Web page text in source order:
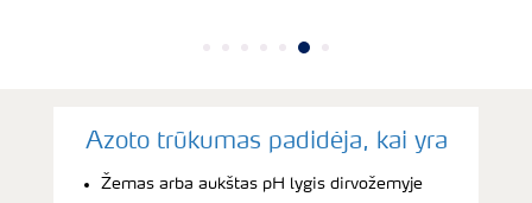
Azoto trūkumas padidėja, kai yra
Žemas arba aukštas pH lygis dirvožemyje